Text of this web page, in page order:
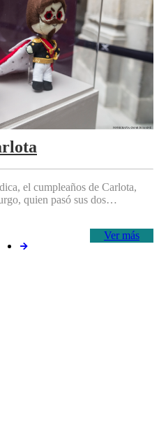
el cumpleaños de Carlota,
quien pasó sus dos…
Ver más